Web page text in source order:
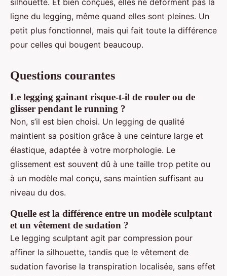
ligne du legging, même quand elles sont pleines. Un
petit plus fonctionnel, mais qui fait toute la différence
pour celles qui bougent beaucoup.
Questions courantes
Le legging gainant risque-t-il de rouler ou de
glisser pendant le running ?
Non, s’il est bien choisi. Un legging de qualité
maintient sa position grâce à une ceinture large et
élastique, adaptée à votre morphologie. Le
glissement est souvent dû à une taille trop petite ou
à un modèle mal conçu, sans maintien suffisant au
niveau du dos.
Quelle est la différence entre un modèle sculptant
et un vêtement de sudation ?
Le legging sculptant agit par compression pour
affiner la silhouette, tandis que le vêtement de
sudation favorise la transpiration localisée, sans effet